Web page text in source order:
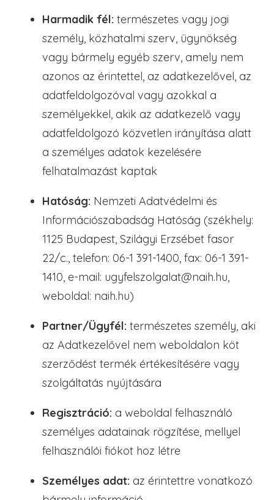
Harmadik fél: természetes vagy jogi
személy, közhatalmi szerv, ügynökség
vagy bármely egyéb szerv, amely nem
azonos az érintettel, az adatkezelővel, az
adatfeldolgozóval vagy azokkal a
személyekkel, akik az adatkezelő vagy
adatfeldolgozó közvetlen irányítása alatt
a személyes adatok kezelésére
felhatalmazást kaptak
Hatóság: Nemzeti Adatvédelmi és
Információszabadság Hatóság (székhely:
1125 Budapest, Szilágyi Erzsébet fasor
22/c., telefon: 06-1 391-1400, fax: 06-1 391-
1410, e-mail: ugyfelszolgalat@naih.hu,
weboldal: naih.hu)
Partner/Ügyfél: természetes személy, aki
az Adatkezelővel nem weboldalon köt
szerződést termék értékesítésére vagy
szolgáltatás nyújtására
Regisztráció: a weboldal felhasználó
személyes adatainak rögzítése, mellyel
felhasználói fiókot hoz létre
Személyes adat: az érintettre vonatkozó